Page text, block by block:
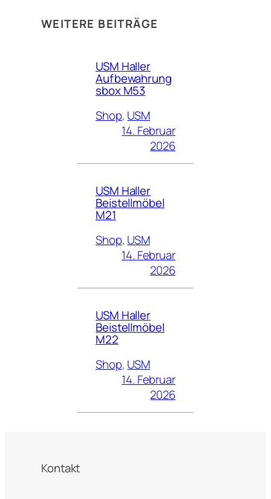
WEITERE BEITRÄGE
USM Haller
Aufbewahrung
sbox M53
Shop, USM
14. Februar
2026
USM Haller
Beistellmöbel
M21
Shop, USM
14. Februar
2026
USM Haller
Beistellmöbel
M22
Shop, USM
14. Februar
2026
Kontakt